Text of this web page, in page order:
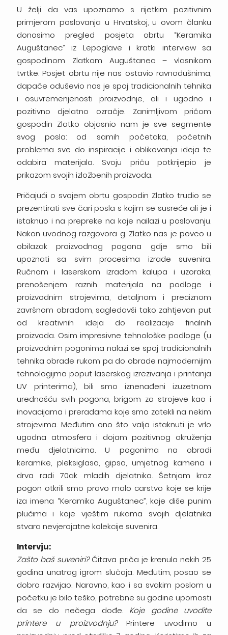
U želji da vas upoznamo s rijetkim pozitivnim
primjerom poslovanja u Hrvatskoj, u ovom članku
donosimo pregled posjeta obrtu “Keramika
Auguštanec” iz Lepoglave i kratki interview sa
gospodinom Zlatkom Auguštanec – vlasnikom
tvrtke. Posjet obrtu nije nas ostavio ravnodušnima,
dapače oduševio nas je spoj tradicionalnih tehnika
i osuvremenjenosti proizvodnje, ali i ugodno i
pozitivno djelatno ozračje. Zanimljivom pričom
gospodin Zlatko objasnio nam je sve segmente
svog posla: od samih početaka, početnih
problema sve do inspiracije i oblikovanja ideja te
odabira materijala. Svoju priču potkrijepio je
prikazom svojih izložbenih proizvoda.
Pričajući o svojem obrtu gospodin Zlatko trudio se
prezentirati sve čari posla s kojim se susreće ali je i
istaknuo i na prepreke na koje nailazi u poslovanju.
Nakon uvodnog razgovora g. Zlatko nas je poveo u
obilazak proizvodnog pogona gdje smo bili
upoznati sa svim procesima izrade suvenira.
Ručnom i laserskom izradom kalupa i uzoraka,
prenošenjem raznih materijala na podloge i
proizvodnim strojevima, detaljnom i preciznom
završnom obradom, sagledavši tako zahtjevan put
od kreativnih ideja do realizacije finalnih
proizvoda. Osim impresivne tehnološke podloge (u
proizvodnim pogonima nalazi se spoj tradicionalnih
tehnika obrade rukom pa do obrade najmodernijim
tehnologijma poput laserskog izrezivanja i printanja
UV printerima), bili smo iznenađeni izuzetnom
urednošću svih pogona, brigom za strojeve kao i
inovacijama i preradama koje smo zatekli na nekim
strojevima. Međutim ono što valja istaknuti je vrlo
ugodna atmosfera i dojam pozitivnog okruženja
među djelatnicima. U pogonima na obradi
keramike, pleksiglasa, gipsa, umjetnog kamena i
drva radi 70ak mladih djelatnika. Šetnjom kroz
pogon otkrili smo pravo malo carstvo koje se krije
iza imena “Keramika Auguštanec”, koje diše punim
plućima i koje vještim rukama svojih djelatnika
stvara nevjerojatne kolekcije suvenira.
Intervju:
Zašto baš suveniri?Čitava priča je krenula nekih 25
godina unatrag igrom slučaja. Međutim, posao se
dobro razvijao. Naravno, kao i sa svakim poslom u
početku je bilo teško, potrebne su godine upornosti
da se do nečega dođe. Koje godine uvodite
printere u proizvodnju?Printere uvodimo u